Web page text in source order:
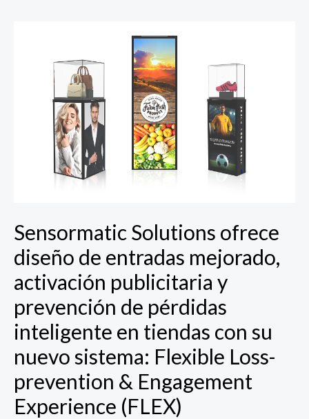
Sensormatic Solutions ofrece
diseño de entradas mejorado,
activación publicitaria y
prevención de pérdidas
inteligente en tiendas con su
nuevo sistema: Flexible Loss-
prevention & Engagement
Experience (FLEX)
entradas
mejorado,
activación
publicitaria
pérdidas
inteligente
en
tiendas
con
su
nuevo
sistema:
Flexible
Loss-
prevention
&